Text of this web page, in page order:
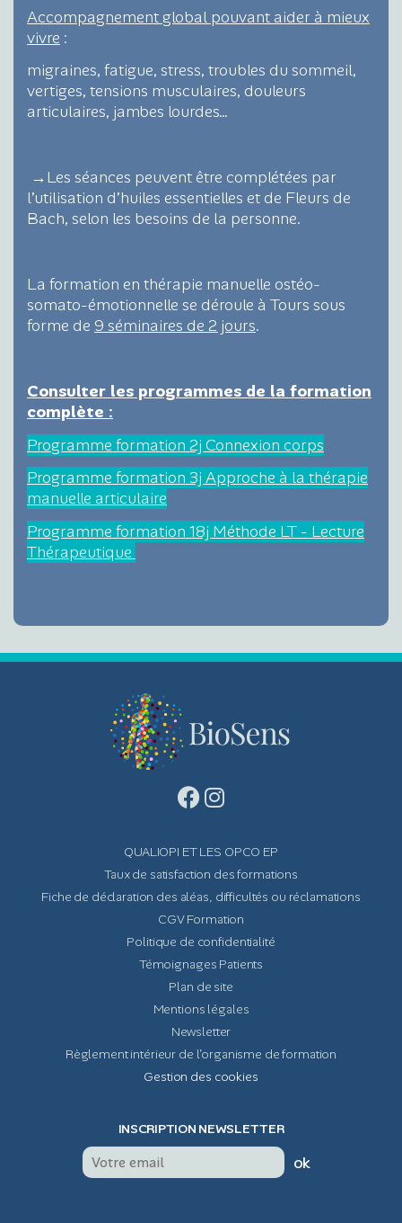
Accompagnement global pouvant aider à mieux
vivre :
migraines, fatigue, stress, troubles du sommeil,
vertiges, tensions musculaires, douleurs
articulaires, jambes lourdes…
→Les séances peuvent être complétées par
l’utilisation d’huiles essentielles et de Fleurs de
Bach, selon les besoins de la personne.
La formation en thérapie manuelle ostéo-
somato-émotionnelle se déroule à Tours sous
forme de 9 séminaires de 2 jours.
Consulter les programmes de la formation
complète :
Programme formation 2j Connexion corps
Programme formation 3j Approche à la thérapie
manuelle articulaire
Programme formation 18j Méthode LT - Lecture
Thérapeutique
QUALIOPI ET LES OPCO EP
Taux de satisfaction des formations
Fiche de déclaration des aléas, difficultés ou réclamations
CGV Formation
Politique de confidentialité
Témoignages Patients
Plan de site
Mentions légales
Newsletter
Règlement intérieur de l'organisme de formation
Gestion des cookies
INSCRIPTION NEWSLETTER
ok